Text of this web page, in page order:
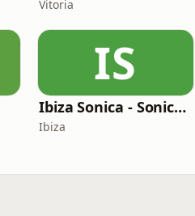
Vitoria
IS
Ibiza Sonica - Sonica House
Ibiza